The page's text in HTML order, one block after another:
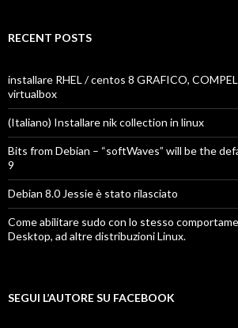
RECENT POSTS
installare RHEL / centos 8 GRAFICO,
virtualbox
(Italiano) Installare nik collection in linux
Bits from Debian – “softWaves” will be the
9
Debian 8.0 Jessie è stato rilasciato
Come abilitare sudo con lo stesso
Desktop, ad altre distribuzioni Linux.
SEGUI L’AUTORE SU FACEBOOK